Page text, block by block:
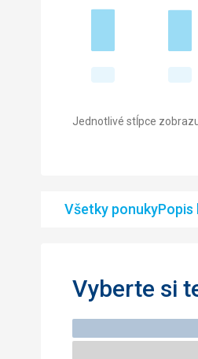
Jednotlivé stĺpce
Všetky ponukyPopis
Vyberte si